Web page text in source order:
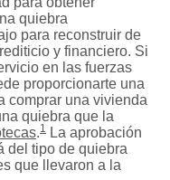
quiebra
para reconstruir de
y financiero. Si
en las fuerzas
proporcionarte una
comprar una vivienda
quiebra que la
.1 La aprobación
del tipo de quiebra
que llevaron a la